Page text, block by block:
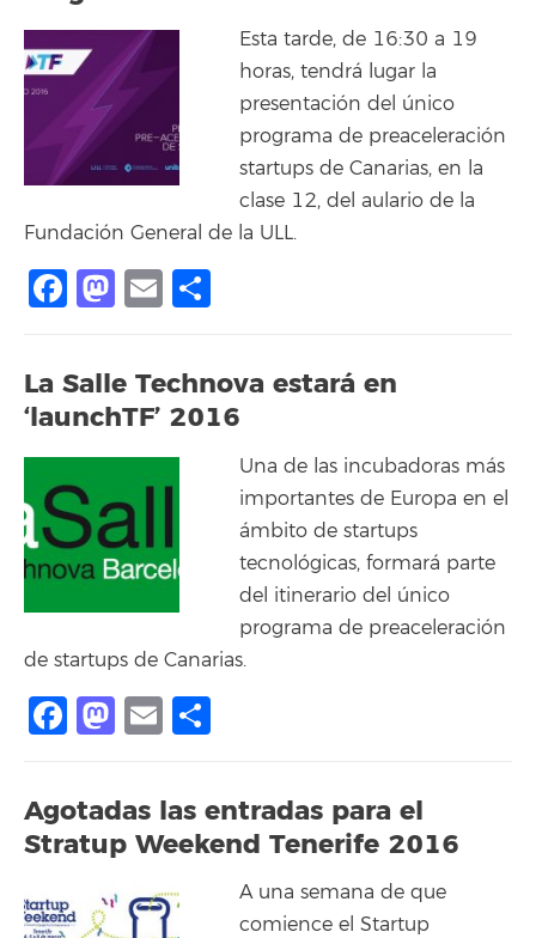
Esta tarde, de 16:30 a 19
horas, tendrá lugar la
presentación del único
programa de preaceleración
startups de Canarias, en la
clase 12, del aulario de la
Fundación General de la ULL.
Facebook
Mastodon
Email
La Salle Technova estará en
‘launchTF’ 2016
Una de las incubadoras más
importantes de Europa en el
ámbito de startups
tecnológicas, formará parte
del itinerario del único
programa de preaceleración
de startups de Canarias.
Facebook
Mastodon
Email
Agotadas las entradas para el
Stratup Weekend Tenerife 2016
A una semana de que
comience el Startup